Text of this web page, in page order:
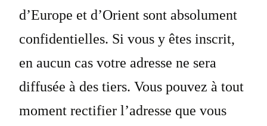
d’Europe et d’Orient sont absolument
confidentielles. Si vous y êtes inscrit,
en aucun cas votre adresse ne sera
diffusée à des tiers. Vous pouvez à tout
moment rectifier l’adresse que vous